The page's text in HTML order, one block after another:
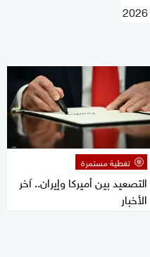
تغطية مستمرة
التصعيد بين أميركا وإيران.. آخر
الأخبار